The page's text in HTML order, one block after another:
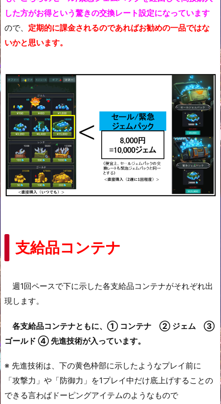
した方がお得という驚きの交換レート設定になっています
ので、 定期的に課金されるのであればお勧めの一品ではな
いかと思います。
支給品コンテナ
週1回ペースで下に示した各支給品コンテナがそれぞれ出
現します。
各支給品コンテナともに、① コンテナ ② ジェム ③
ゴールド ④ 先進技術が入っています。
※ 先進技術は、下の黄色枠部に示したようなプレイ前に
「攻撃力」や「防御力」を1プレイ中だけ底上げすることの
できる言わばドーピングアイテムのようなもので